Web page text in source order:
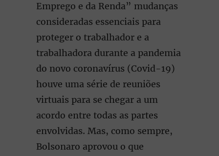
Emprego e da Renda” mudanças
consideradas essenciais para
proteger o trabalhador e a
trabalhadora durante a pandemia
do novo coronavírus (Covid-19)
houve uma série de reuniões
virtuais para se chegar a um
acordo entre todas as partes
envolvidas. Mas, como sempre,
Bolsonaro aprovou o que